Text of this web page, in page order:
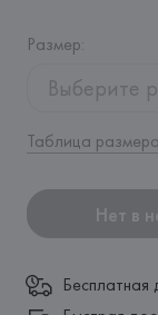
Размер:
Выберите
Таблица
Нет в